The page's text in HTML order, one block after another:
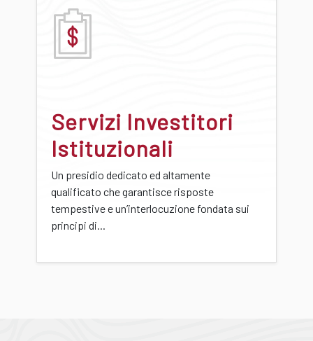
Servizi Investitori
Istituzionali
Un presidio dedicato ed altamente
qualificato che garantisce risposte
tempestive e un’interlocuzione fondata sui
principi di...